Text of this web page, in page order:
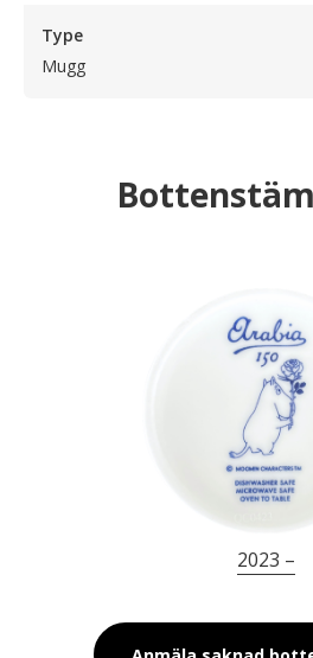
Type
Mugg
2023 –